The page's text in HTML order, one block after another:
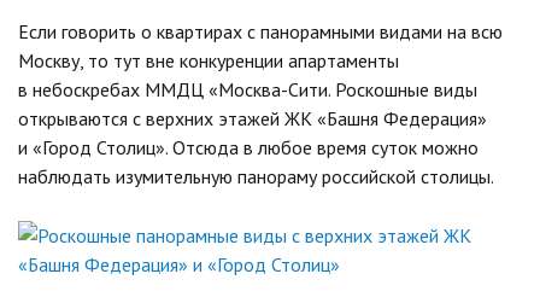
Если говорить о квартирах с панорамными видами на всю
Москву, то тут вне конкуренции апартаменты
в небоскребах ММДЦ «Москва-Сити. Роскошные виды
открываются с верхних этажей ЖК «Башня Федерация»
и «Город Столиц». Отсюда в любое время суток можно
наблюдать изумительную панораму российской столицы.